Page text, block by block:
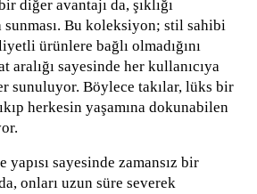
diğer avantajı da, şıklığı
Bu koleksiyon; stil sahibi
ürünlere bağlı olmadığını
aralığı sayesinde her kullanıcıya
sunuluyor. Böylece takılar, lüks bir
herkesin yaşamına dokunabilen
yapısı sayesinde zamansız bir
onları uzun süre severek